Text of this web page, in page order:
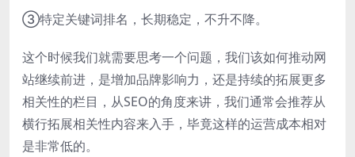
③特定关键词排名，长期稳定，不升不降。
这个时候我们就需要思考一个问题，我们该如何推动网
站继续前进，是增加品牌影响力，还是持续的拓展更多
相关性的栏目，从SEO的角度来讲，我们通常会推荐从
横行拓展相关性内容来入手，毕竟这样的运营成本相对
是非常低的。